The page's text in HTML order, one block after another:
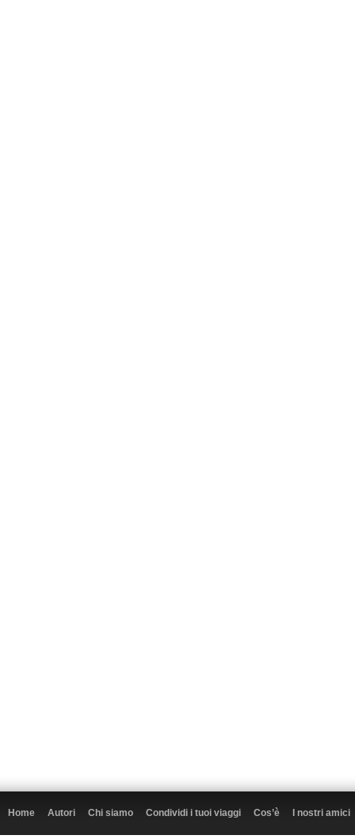
Home Autori Chi siamo Condividi i tuoi viaggi Cos’è I nostri amici